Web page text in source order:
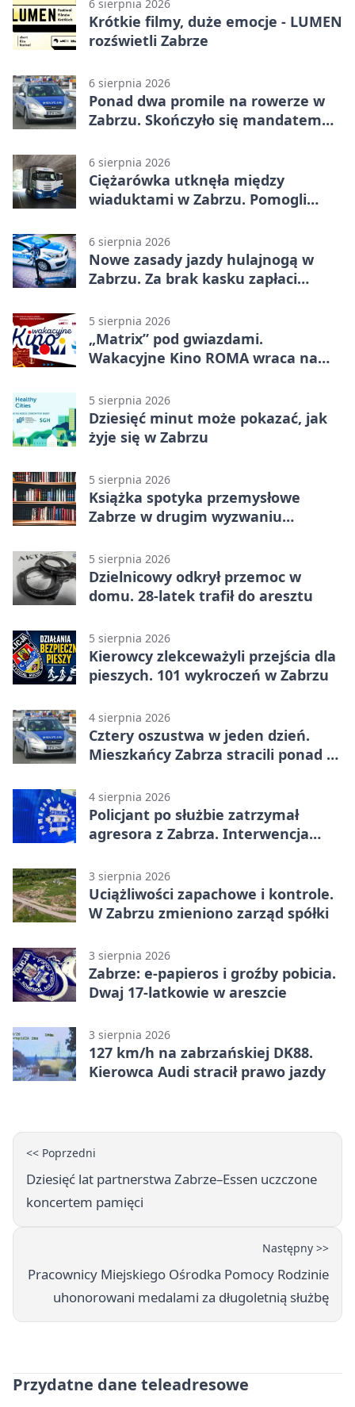
6 sierpnia 2026
Krótkie filmy, duże emocje - LUMEN
rozświetli Zabrze
6 sierpnia 2026
Ponad dwa promile na rowerze w
Zabrzu. Skończyło się mandatem
6 sierpnia 2026
Ciężarówka utknęła między
wiaduktami w Zabrzu. Pomogli
6 sierpnia 2026
Nowe zasady jazdy hulajnogą w
Zabrzu. Za brak kasku zapłaci
5 sierpnia 2026
„Matrix” pod gwiazdami.
Wakacyjne Kino ROMA wraca na
5 sierpnia 2026
Dziesięć minut może pokazać, jak
żyje się w Zabrzu
5 sierpnia 2026
Książka spotyka przemysłowe
Zabrze w drugim wyzwaniu
5 sierpnia 2026
Dzielnicowy odkrył przemoc w
domu. 28-latek trafił do aresztu
5 sierpnia 2026
Kierowcy zlekceważyli przejścia dla
pieszych. 101 wykroczeń w Zabrzu
4 sierpnia 2026
Cztery oszustwa w jeden dzień.
Mieszkańcy Zabrza stracili ponad 6
4 sierpnia 2026
Policjant po służbie zatrzymał
agresora z Zabrza. Interwencja
3 sierpnia 2026
Uciążliwości zapachowe i kontrole.
W Zabrzu zmieniono zarząd spółki
3 sierpnia 2026
Zabrze: e-papieros i groźby pobicia.
Dwaj 17-latkowie w areszcie
3 sierpnia 2026
127 km/h na zabrzańskiej DK88.
Kierowca Audi stracił prawo jazdy
<< Poprzedni
Dziesięć lat partnerstwa Zabrze–Essen uczczone
koncertem pamięci
Następny >>
Pracownicy Miejskiego Ośrodka Pomocy Rodzinie
uhonorowani medalami za długoletnią służbę
Przydatne dane teleadresowe